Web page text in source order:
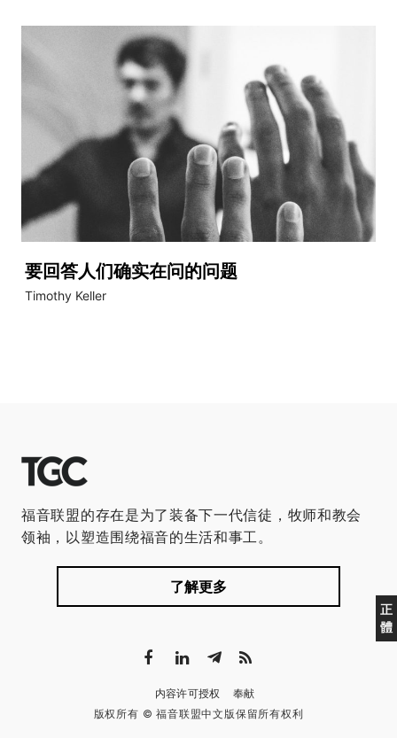
要回答人们确实在问的问题
Timothy Keller
正
體
福音联盟的存在是为了装备下一代信徒，牧师和教会
领袖，以塑造围绕福音的生活和事工。
了解更多
内容许可授权
奉献
版权所有 © 福音联盟中文版保留所有权利